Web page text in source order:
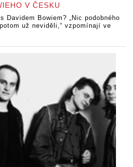
V ČESKU
Davidem Bowiem? „Nic podobného
už neviděli,“ vzpomínají ve